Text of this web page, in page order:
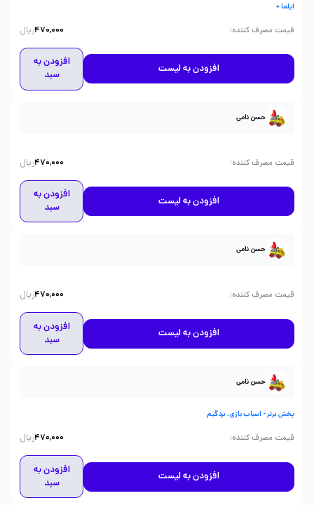
ایلما +
قیمت مصرف کننده:
470,000ریال
افزودن به لیست
افزودن به
سبد
حسن نامی
قیمت مصرف کننده:
470,000ریال
افزودن به لیست
افزودن به
سبد
حسن نامی
قیمت مصرف کننده:
470,000ریال
افزودن به لیست
افزودن به
سبد
حسن نامی
پخش برتر - اسباب بازی، بردگیم
قیمت مصرف کننده:
470,000ریال
افزودن به لیست
افزودن به
سبد